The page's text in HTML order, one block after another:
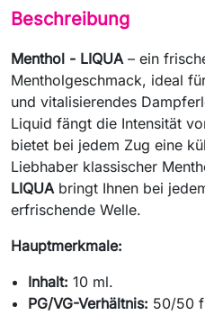
Beschreibung
Menthol - LIQUA– ein
Mentholgeschmack, ideal
und vitalisierendes
Liquid fängt die Intensität
bietet bei jedem Zug eine
Liebhaber klassischer
LIQUAbringt Ihnen bei
erfrischende Welle.
Hauptmerkmale:
Inhalt: 10 ml.
PG/VG-Verhältnis: 50/50